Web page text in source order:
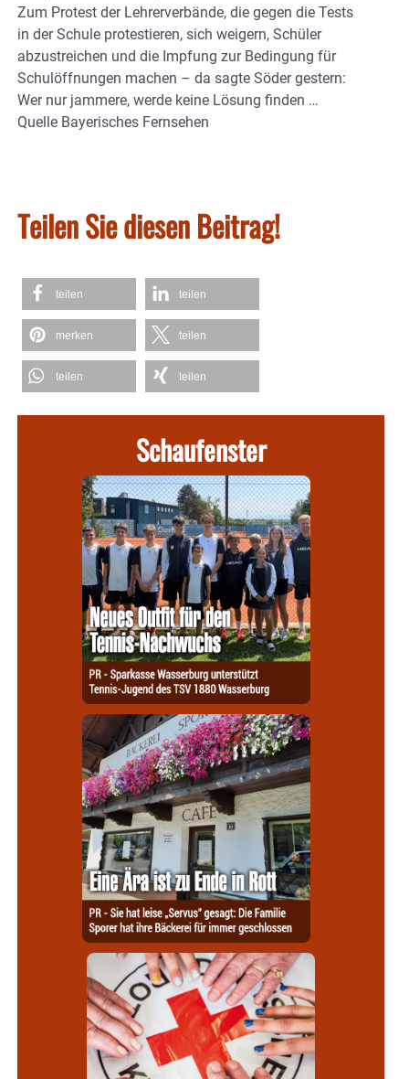
Zum Protest der Lehrerverbände, die gegen die Tests
in der Schule protestieren, sich weigern, Schüler
abzustreichen und die Impfung zur Bedingung für
Schulöffnungen machen – da sagte Söder gestern:
Wer nur jammere, werde keine Lösung finden …
Quelle Bayerisches Fernsehen
Teilen Sie diesen Beitrag!
teilen teilen
merken teilen
teilen teilen
Schaufenster